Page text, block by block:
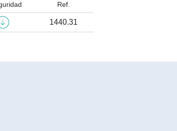
Ref.
1440.31